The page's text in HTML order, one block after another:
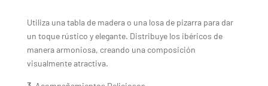
Utiliza una tabla de madera o una losa de pizarra para dar
un toque rústico y elegante. Distribuye los ibéricos de
manera armoniosa, creando una composición
visualmente atractiva.